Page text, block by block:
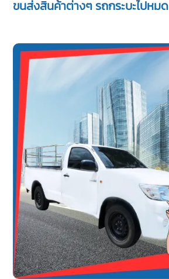
ขนส่งสินค้าต่างๆ รถกระบะไปหมด